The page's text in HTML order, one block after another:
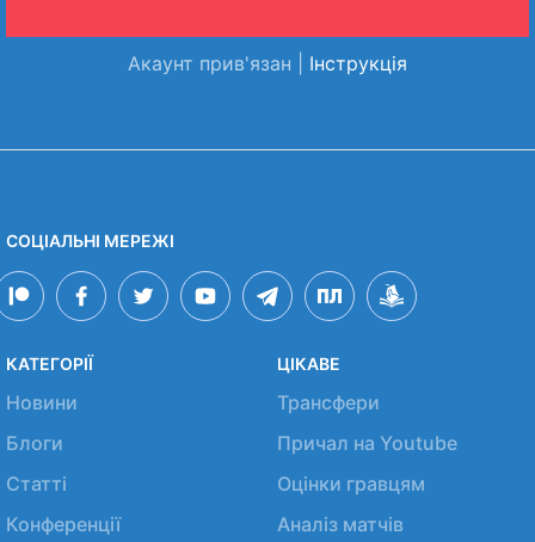
Акаунт прив'язан | Інструкція
СОЦІАЛЬНІ МЕРЕЖІ
КАТЕГОРІЇ
Новини
Блоги
Статті
Конференції
ЦІКАВЕ
Трансфери
Причал на Youtube
Оцінки гравцям
Аналіз матчів